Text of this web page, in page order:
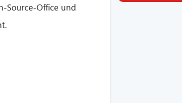
Source-Office und